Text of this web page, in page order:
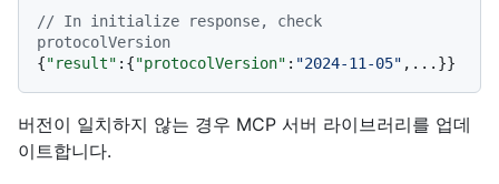
// In initialize response, check
protocolVersion
{"result" : {"protocolVersion" : "2024-11-05" , ... }}
버전이 일치하지 않는 경우 MCP 서버 라이브러리를 업데
이트합니다.